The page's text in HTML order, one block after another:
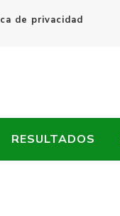
de privacidad
RESULTADOS